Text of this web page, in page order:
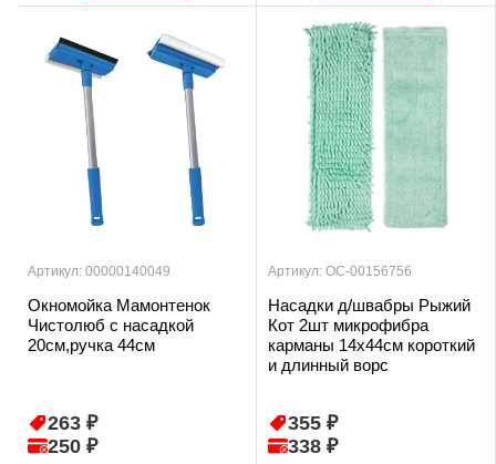
Артикул: 00000140049
Окномойка Мамонтенок
Чистолюб с насадкой
20см,ручка 44см
263 ₽
250 ₽
Артикул: ОС-00156756
Насадки д/швабры Рыжий
Кот 2шт микрофибра
карманы 14х44см короткий
и длинный ворс
355 ₽
338 ₽